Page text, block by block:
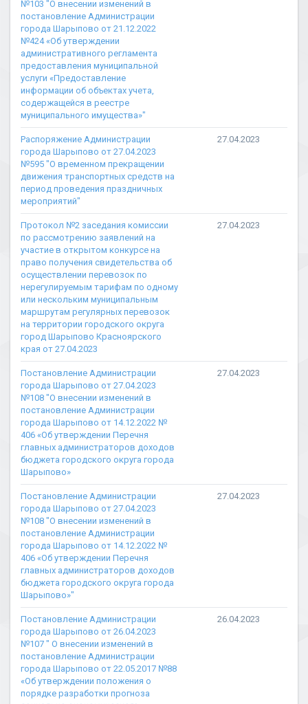
№103 "О внесении изменений в
постановление Администрации
города Шарыпово от 21.12.2022
№424 «Об утверждении
административного регламента
предоставления муниципальной
услуги «Предоставление
информации об объектах учета,
содержащейся в реестре
муниципального имущества»"
Распоряжение Администрации
города Шарыпово от 27.04.2023
№595 "О временном прекращении
движения транспортных средств на
период проведения праздничных
мероприятий"
27.04.2023
Протокол №2 заседания комиссии
по рассмотрению заявлений на
участие в открытом конкурсе на
право получения свидетельства об
осуществлении перевозок по
нерегулируемым тарифам по одному
или нескольким муниципальным
маршрутам регулярных перевозок
на территории городского округа
город Шарыпово Красноярского
края от 27.04.2023
27.04.2023
Постановление Администрации
города Шарыпово от 27.04.2023
№108 "О внесении изменений в
постановление Администрации
города Шарыпово от 14.12.2022 №
406 «Об утверждении Перечня
главных администраторов доходов
бюджета городского округа города
Шарыпово»
27.04.2023
Постановление Администрации
города Шарыпово от 27.04.2023
№108 "О внесении изменений в
постановление Администрации
города Шарыпово от 14.12.2022 №
406 «Об утверждении Перечня
главных администраторов доходов
бюджета городского округа города
Шарыпово»"
27.04.2023
Постановление Администрации
города Шарыпово от 26.04.2023
№107 " О внесении изменений в
постановление Администрации
города Шарыпово от 22.05.2017 №88
«Об утверждении положения о
порядке разработки прогноза
26.04.2023